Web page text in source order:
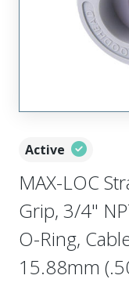
Active
MAX-LOC
Grip, 3/4"
O-Ring,
15.88mm